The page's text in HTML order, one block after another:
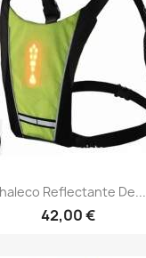
Reflectante De...
42,00 €